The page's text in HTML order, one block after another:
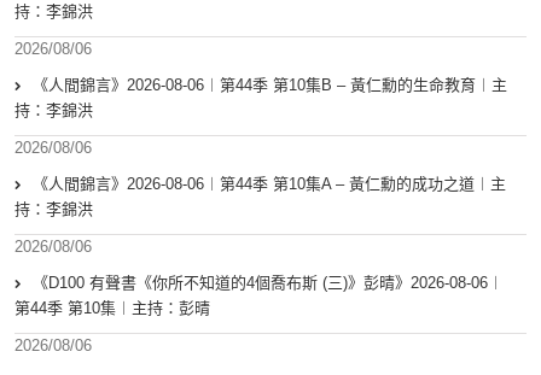
持：李錦洪
2026/08/06
《人間錦言》2026-08-06︱第44季 第10集B – 黃仁勳的生命教育︱主
持：李錦洪
2026/08/06
《人間錦言》2026-08-06︱第44季 第10集A – 黃仁勳的成功之道︱主
持：李錦洪
2026/08/06
《D100 有聲書《你所不知道的4個喬布斯 (三)》彭晴》2026-08-06︱
第44季 第10集︱主持：彭晴
2026/08/06